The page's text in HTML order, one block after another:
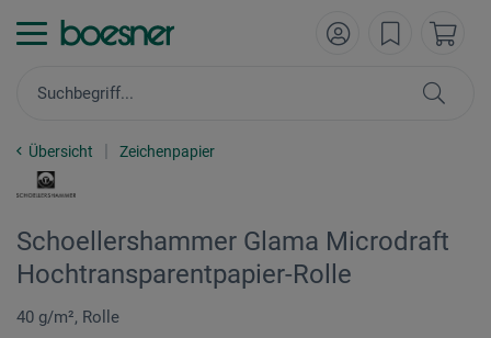
Übersicht Zeichenpapier
Schoellershammer Glama Microdraft
Hochtransparentpapier-Rolle
40 g/m², Rolle